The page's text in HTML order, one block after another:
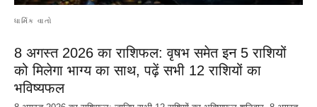
ધાર્મિક વાતો
8 अगस्त 2026 का राशिफल: वृषभ समेत इन 5 राशियों
को मिलेगा भाग्य का साथ, पढ़ें सभी 12 राशियों का
भविष्यफल